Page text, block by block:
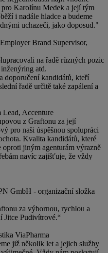
pro Karolínu Medek a její tým
i nadále hladce a budeme
uchazeči, jako doposud."
Brand Supervisor,
na řadě různých pozic
atd.
doporučení kandidátů, kteří
řadě určitě také zapálení a
Accenture
z Graftonu za její
pro naši úspěšnou spolupráci
Kvalita kandidátů, které
jiným agenturám výrazně
navíc zajišťuje, že vždy
GmbH - organizační složka
za výbornou, rychlou a
Jitce Pudivítrové.“
ViaPharma
již několik let a jejich služby